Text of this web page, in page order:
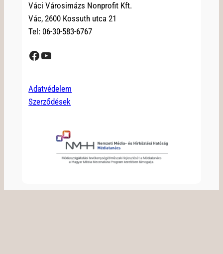
Váci Városimázs Nonprofit Kft.
Vác, 2600 Kossuth utca 21
Tel: 06-30-583-6767
Facebook YouTube
Adatvédelem
Szerződések